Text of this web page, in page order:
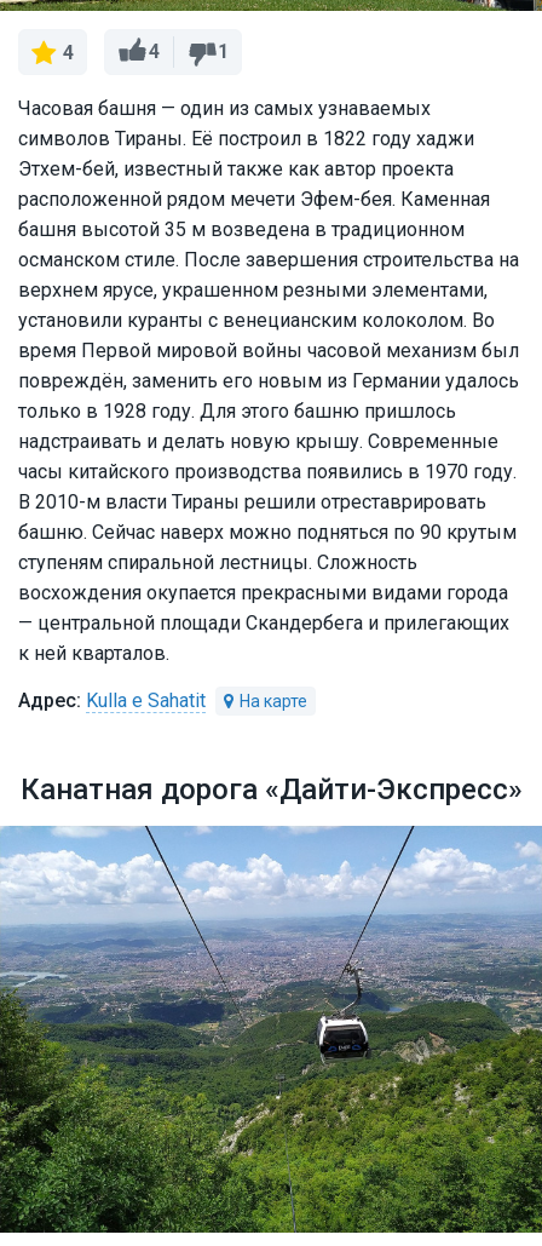
4 4 1
Часовая башня — один из самых узнаваемых
символов Тираны. Её построил в 1822 году хаджи
Этхем-бей, известный также как автор проекта
расположенной рядом мечети Эфем-бея. Каменная
башня высотой 35 м возведена в традиционном
османском стиле. После завершения строительства на
верхнем ярусе, украшенном резными элементами,
установили куранты с венецианским колоколом. Во
время Первой мировой войны часовой механизм был
повреждён, заменить его новым из Германии удалось
только в 1928 году. Для этого башню пришлось
надстраивать и делать новую крышу. Современные
часы китайского производства появились в 1970 году.
В 2010-м власти Тираны решили отреставрировать
башню. Сейчас наверх можно подняться по 90 крутым
ступеням спиральной лестницы. Сложность
восхождения окупается прекрасными видами города
— центральной площади Скандербега и прилегающих
к ней кварталов.
Kulla e Sahatit
Канатная дорога «Дайти-Экспресс»